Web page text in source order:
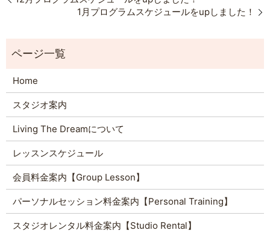
1月プログラムスケジュールをupしました！
Home
スタジオ案内
Living The Dreamについて
レッスンスケジュール
会員料金案内【Group Lesson】
パーソナルセッション料金案内【Personal Training】
スタジオレンタル料金案内【Studio Rental】